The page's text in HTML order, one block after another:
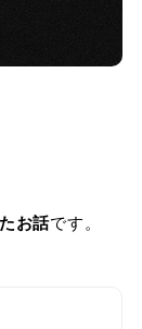
お話です。